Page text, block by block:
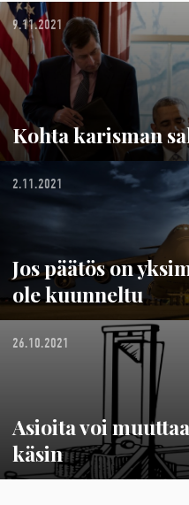
9.11.2021
Kohta karisman
2.11.2021
Jos päätös on
ole kuunneltu
26.10.2021
Asioita voi
käsin